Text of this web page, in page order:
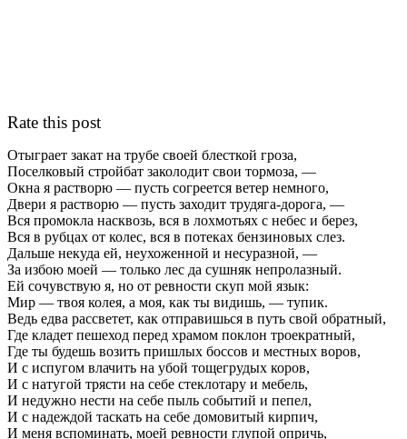
Rate this post
Отыграет закат на трубе своей блесткой гроза,
Поселковый стройбат заколодит свои тормоза, —
Окна я растворю — пусть согреется ветер немного,
Двери я растворю — пусть заходит трудяга-дорога, —
Вся промокла насквозь, вся в лохмотьях с небес и берез,
Вся в рубцах от колес, вся в потеках бензиновых слез.
Дальше некуда ей, неухоженной и несуразной, —
За избою моей — только лес да сушняк непролазный.
Ей сочувствую я, но от ревности скуп мой язык:
Мир — твоя колея, а моя, как ты видишь, — тупик.
Ведь едва рассветет, как отправишься в путь свой обратный,
Где кладет пешеход перед храмом поклон троекратный,
Где ты будешь возить пришлых боссов и местных воров,
И с испугом влачить на убой тощегрудых коров,
И с натугой трясти на себе стеклотару и мебель,
И недужно нести на себе пыль событий и пепел,
И с надеждой таскать на себе домовитый кирпич,
И меня вспоминать, моей ревности глупой опричь,